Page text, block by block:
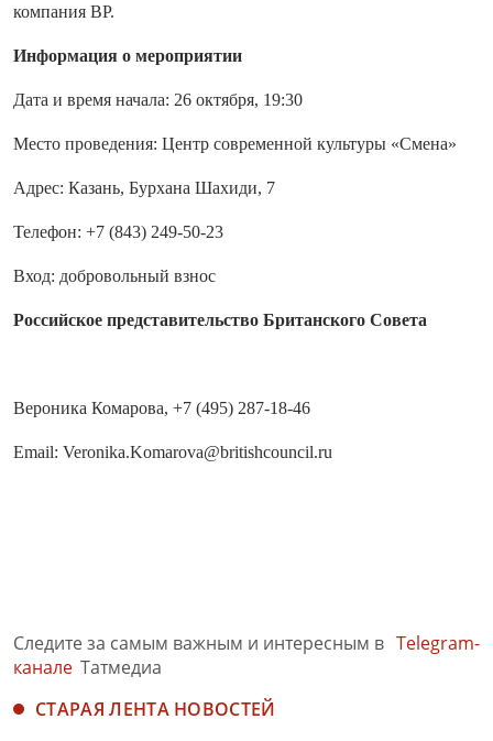
компания BP.
Информация о мероприятии
Дата и время начала: 26 октября, 19:30
Место проведения: Центр современной культуры «Смена»
Адрес: Казань, Бурхана Шахиди, 7
Телефон: +7 (843) 249-50-23
Вход: добровольный взнос
Российское представительство Британского Совета
Вероника Комарова, +7 (495) 287-18-46
Email: Veronika.Komarova@britishcouncil.ru
Следите за самым важным и интересным в Telegram-
канале Татмедиа
СТАРАЯ ЛЕНТА НОВОСТЕЙ